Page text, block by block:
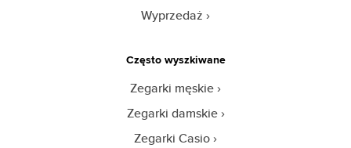
Wyprzedaż
Często wyszkiwane
Zegarki męskie
Zegarki damskie
Zegarki Casio